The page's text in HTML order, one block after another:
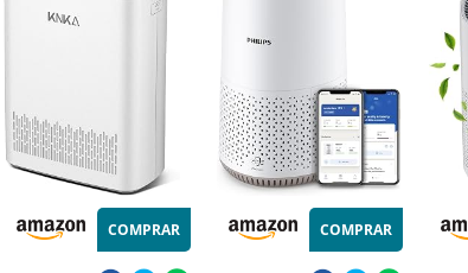
COMPRAR COMPRAR